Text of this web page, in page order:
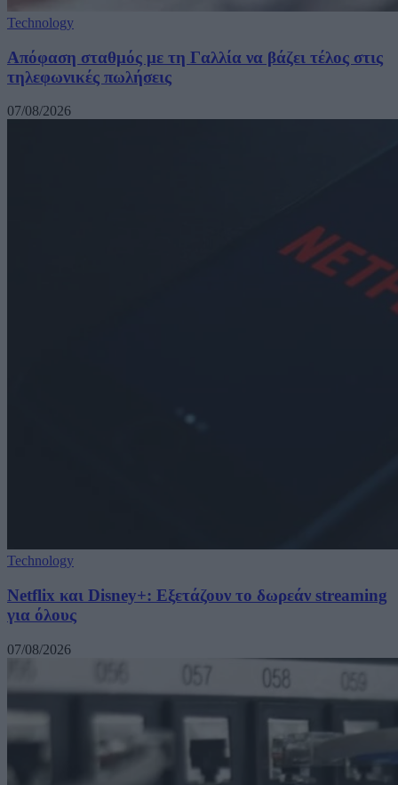
Technology
Απόφαση σταθμός με τη Γαλλία να βάζει τέλος στις
τηλεφωνικές πωλήσεις
07/08/2026
Technology
Netflix και Disney+: Εξετάζουν το δωρεάν streaming
για όλους
07/08/2026